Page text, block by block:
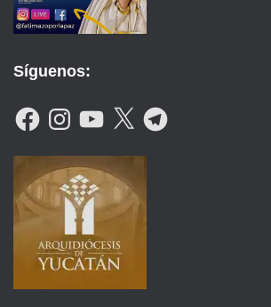
Síguenos:
F
A
B
K
N
A
G
R
M
Y
O
U
B
E
X
T
E
G